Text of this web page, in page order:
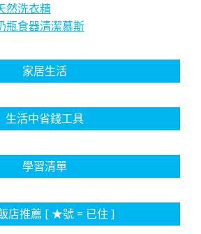
然洗衣精
瓶食器清潔慕斯
家居生活
生活中省錢工具
學習清單
店推薦 [ ★號 = 已住 ]